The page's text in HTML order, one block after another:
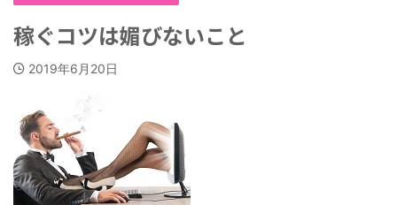
稼ぐコツは媚びないこと
2019年6月20日